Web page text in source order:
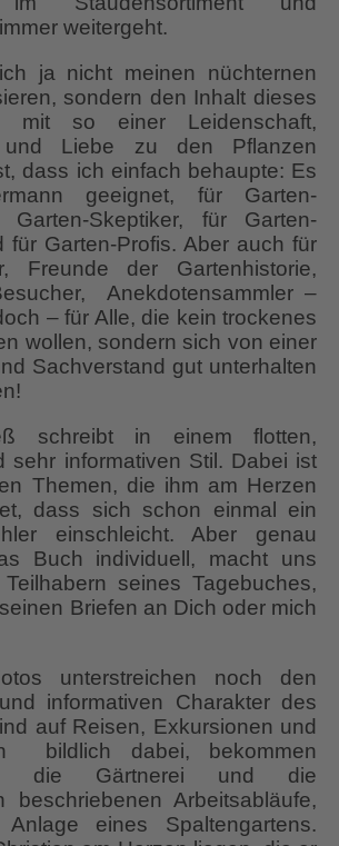
weitergeht.
ja nicht meinen nüchternen
sondern den Inhalt dieses
mit so einer Leidenschaft,
und Liebe zu den Pflanzen
dass ich einfach behaupte: Es
geeignet, für Garten-
Garten-Skeptiker, für Garten-
für Garten-Profis. Aber auch für
Freunde der Gartenhistorie,
Anekdotensammler –
– für Alle, die kein trockenes
wollen, sondern sich von einer
Sachverstand gut unterhalten
schreibt in einem flotten,
sehr informativen Stil. Dabei ist
Themen, die ihm am Herzen
dass sich schon einmal ein
einschleicht. Aber genau
Buch individuell, macht uns
seines Tagebuches,
Briefen an Dich oder mich
unterstreichen noch den
informativen Charakter des
auf Reisen, Exkursionen und
bildlich dabei, bekommen
die Gärtnerei und die
beschriebenen Arbeitsabläufe,
eines Spaltengartens.